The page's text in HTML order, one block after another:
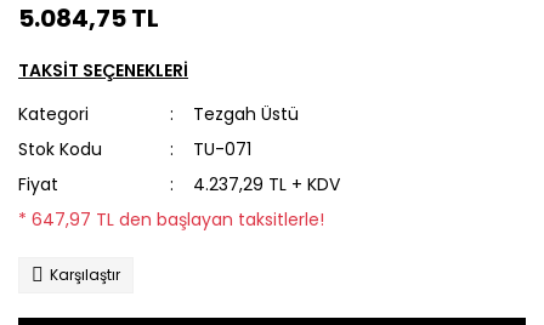
5.084,75 TL
TAKSİT SEÇENEKLERİ
Kategori
Tezgah Üstü
Stok Kodu
TU-071
Fiyat
4.237,29 TL + KDV
* 647,97 TL den başlayan taksitlerle!
Karşılaştır